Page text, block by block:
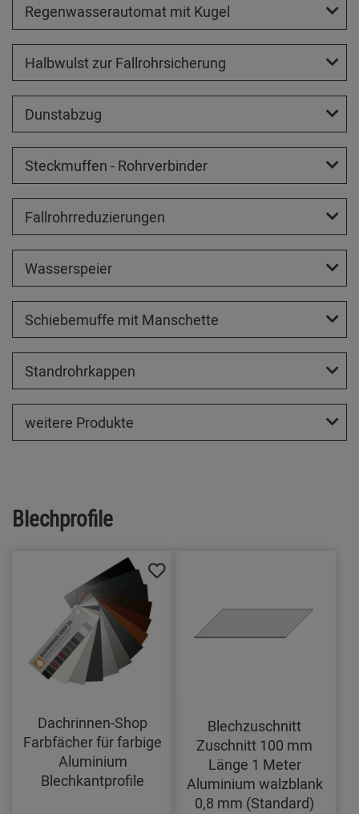
Regenwasserautomat mit Kugel
Halbwulst zur Fallrohrsicherung
Dunstabzug
Steckmuffen - Rohrverbinder
Fallrohrreduzierungen
Wasserspeier
Schiebemuffe mit Manschette
Standrohrkappen
weitere Produkte
Blechprofile
Dachrinnen-Shop
Farbfächer für farbige
Aluminium
Blechkantprofile
Blechzuschnitt
Zuschnitt 100 mm
Länge 1 Meter
Aluminium walzblank
0,8 mm (Standard)